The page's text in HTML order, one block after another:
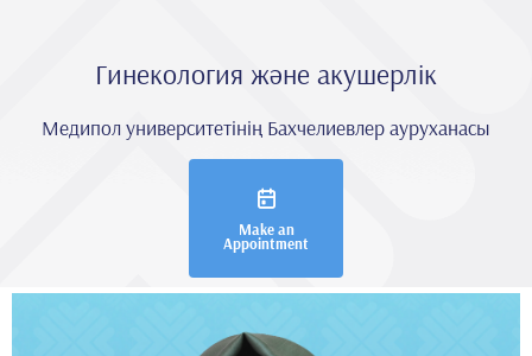
Гинекология және акушерлік
Медипол университетінің Бахчелиевлер ауруханасы
Make an
Appointment